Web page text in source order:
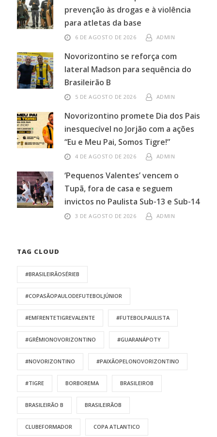
prevenção às drogas e à violência
para atletas da base
6 DE AGOSTO DE 2026 ADMIN
Novorizontino se reforça com
lateral Madson para sequência do
Brasileirão B
5 DE AGOSTO DE 2026 ADMIN
Novorizontino promete Dia dos Pais
inesquecível no Jorjão com a ações
“Eu e Meu Pai, Somos Tigre!”
4 DE AGOSTO DE 2026 ADMIN
‘Pequenos Valentes’ vencem o
Tupã, fora de casa e seguem
invictos no Paulista Sub-13 e Sub-14
3 DE AGOSTO DE 2026 ADMIN
TAG CLOUD
#BRASILEIRÃOSÉRIEB
#COPASÃOPAULODEFUTEBOLJÚNIOR
#EMFRENTETIGREVALENTE #FUTEBOLPAULISTA
#GRÊMIONOVORIZONTINO #GUARANÁPOTY
#NOVORIZONTINO #PAIXÃOPELONOVORIZONTINO
#TIGRE BORBOREMA BRASILEIROB
BRASILEIRÃO B BRASILEIRÃOB
CLUBEFORMADOR COPA ATLANTICO